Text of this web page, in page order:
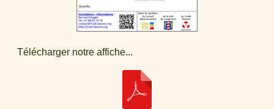
Télécharger notre affiche...